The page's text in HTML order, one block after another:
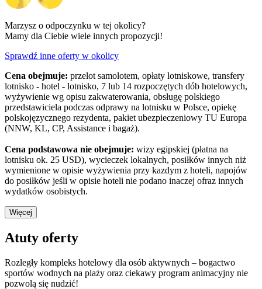
Marzysz o odpoczynku w tej okolicy?
Mamy dla Ciebie wiele innych propozycji!
Sprawdź inne oferty w okolicy
Cena obejmuje: przelot samolotem, opłaty lotniskowe, transfery
lotnisko - hotel - lotnisko, 7 lub 14 rozpoczętych dób hotelowych,
wyżywienie wg opisu zakwaterowania, obsługę polskiego
przedstawiciela podczas odprawy na lotnisku w Polsce, opiekę
polskojęzycznego rezydenta, pakiet ubezpieczeniowy TU Europa
(NNW, KL, CP, Assistance i bagaż).
Cena podstawowa nie obejmuje: wizy egipskiej (płatna na
lotnisku ok. 25 USD), wycieczek lokalnych, posiłków innych niż
wymienione w opisie wyżywienia przy kazdym z hoteli, napojów
do posiłków jeśli w opisie hoteli nie podano inaczej ofraz innych
wydatków osobistych.
Więcej
Atuty oferty
Rozległy kompleks hotelowy dla osób aktywnych – bogactwo
sportów wodnych na plaży oraz ciekawy program animacyjny nie
pozwolą się nudzić!